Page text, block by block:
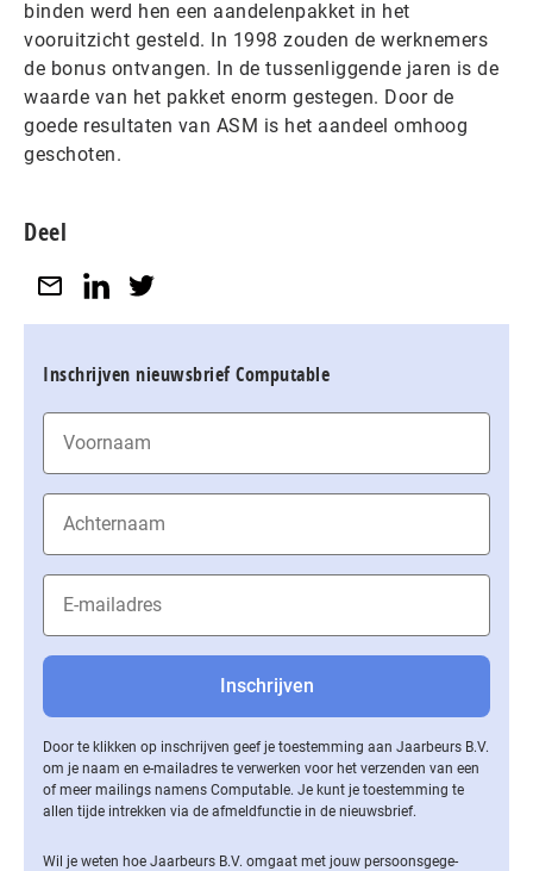
binden werd hen een aandelenpakket in het
vooruitzicht gesteld. In 1998 zouden de werknemers
de bonus ontvangen. In de tussenliggende jaren is de
waarde van het pakket enorm gestegen. Door de
goede resultaten van ASM is het aandeel omhoog
geschoten.
Deel
Inschrijven nieuwsbrief Computable
Door te klikken op inschrijven geef je toestemming aan Jaarbeurs B.V.
om je naam en e-mailadres te verwerken voor het verzenden van een
of meer mailings namens Computable. Je kunt je toestemming te
allen tijde intrekken via de af­meld­func­tie in de nieuwsbrief.
Wil je weten hoe Jaarbeurs B.V. omgaat met jouw per­soons­ge­ge­